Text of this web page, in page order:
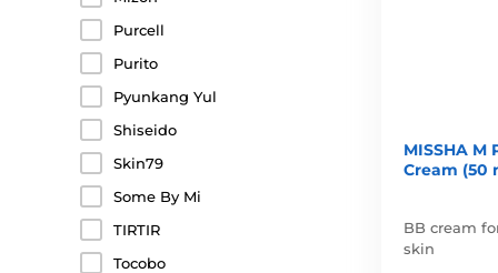
Purcell
Purito
Pyunkang Yul
Shiseido
Skin79
Some By Mi
TIRTIR
Tocobo
MISSHA M
Cream (50
BB cream
skin